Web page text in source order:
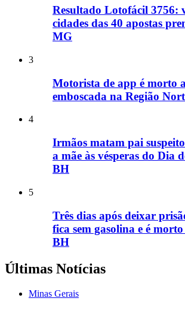
Resultado Lotofácil 3756:
cidades das 40 apostas
MG
3
Motorista de app é morto
emboscada na Região
4
Irmãos matam pai
a mãe às vésperas do Dia
BH
5
Três dias após deixar
fica sem gasolina e é
BH
Últimas Notícias
Minas Gerais